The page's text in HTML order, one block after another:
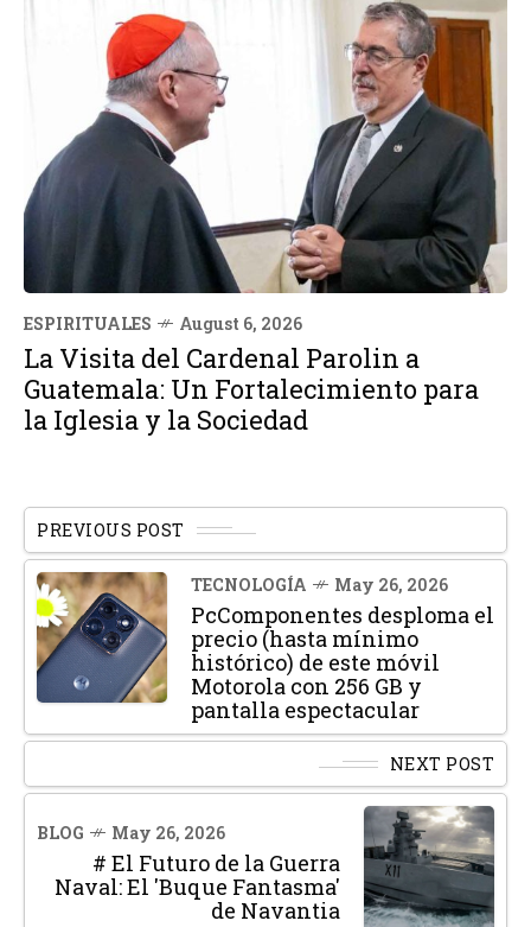
ESPIRITUALES August 6, 2026
La Visita del Cardenal Parolin a
Guatemala: Un Fortalecimiento para
la Iglesia y la Sociedad
PREVIOUS POST
TECNOLOGÍA May 26, 2026
PcComponentes desploma el
precio (hasta mínimo
histórico) de este móvil
Motorola con 256 GB y
pantalla espectacular
NEXT POST
BLOG May 26, 2026
# El Futuro de la Guerra
Naval: El 'Buque Fantasma'
de Navantia